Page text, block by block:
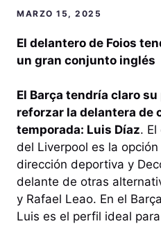
MARZO 15, 2025
El delantero de Foios
un gran conjunto inglés
El Barça tendría claro
reforzar la delantera de
temporada: Luis Díaz.
del Liverpool es la
dirección deportiva y
delante de otras
y Rafael Leao. En el
Luis es el perfil ideal